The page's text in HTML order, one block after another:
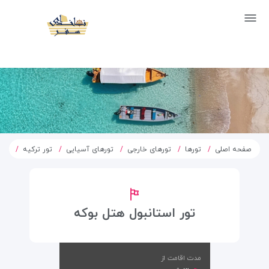
صفحه اصلی تورها تورهای خارجی تورهای آسیایی تور ترکیه
تور استانبول هتل بوکه
مدت اقامت از